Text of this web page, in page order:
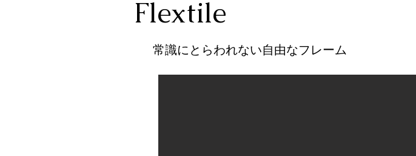
Flextile
​常識にとらわれない自由なフレーム